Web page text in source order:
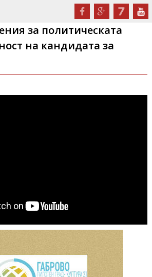
за политическата
на кандидата за